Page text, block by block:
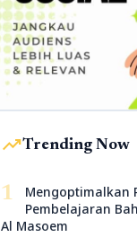
trending_upTrending Now
1
Mengoptimalkan
Pembelajaran
Al Masoem